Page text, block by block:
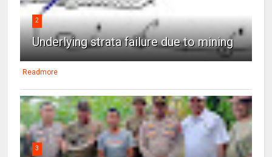
2
Underlying strata failure due to mining
Readmore
3